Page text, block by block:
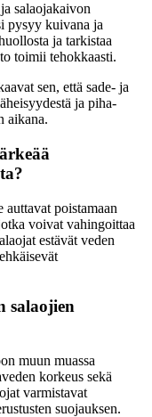
salaojakaivon
pysyy kuivana ja
ja tarkistaa
toimii tehokkaasti.
sen, että sade- ja
ja piha-
aikana.
auttavat poistamaan
voivat vahingoittaa
estävät veden
salaojien
muun muassa
korkeus sekä
varmistavat
suojauksen.